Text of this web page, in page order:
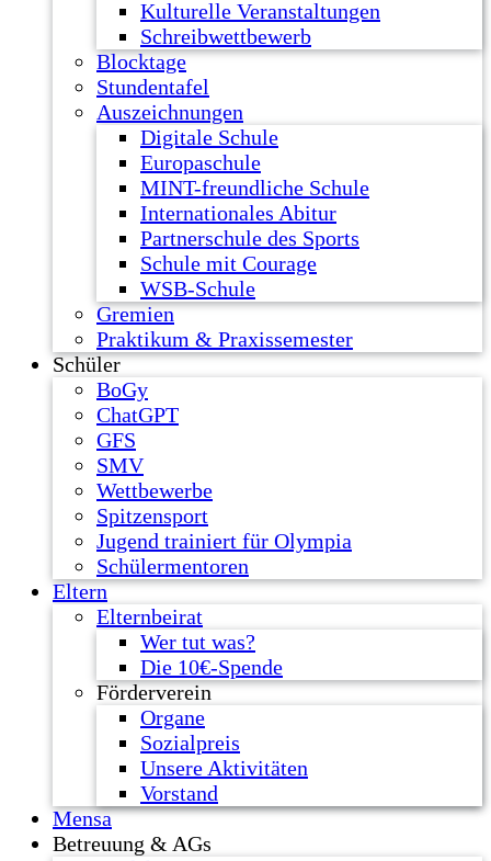
Kulturelle Veranstaltungen
Schreibwettbewerb
Blocktage
Stundentafel
Auszeichnungen
Digitale Schule
Europaschule
MINT-freundliche Schule
Internationales Abitur
Partnerschule des Sports
Schule mit Courage
WSB-Schule
Gremien
Praktikum & Praxissemester
Schüler
BoGy
ChatGPT
GFS
SMV
Wettbewerbe
Spitzensport
Jugend trainiert für Olympia
Schülermentoren
Eltern
Elternbeirat
Wer tut was?
Die 10€-Spende
Förderverein
Organe
Sozialpreis
Unsere Aktivitäten
Vorstand
Mensa
Betreuung & AGs